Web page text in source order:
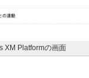
XM Platformの画面